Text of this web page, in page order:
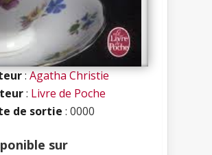
:Agatha Christie
: Livre de Poche
de sortie : 0000
sur